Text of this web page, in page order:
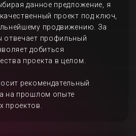
данное предложение, я
проект под ключ,
продвижению. За
отвечает профильный
добиться
проекта в целом.
рекомендательный
на прошлом опыте
проектов.